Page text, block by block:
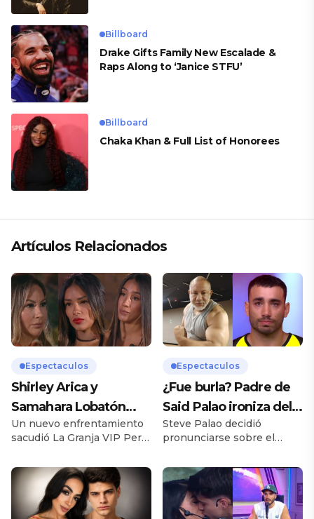
Billboard
Drake Gifts Family New Escalade &
Raps Along to ‘Janice STFU’
Billboard
Chaka Khan & Full List of Honorees
Artículos Relacionados
Espectaculos
Shirley Arica y
Samahara Lobatón
confrontan a Pamela
López tras amenazar a
Pati Lorena en «La
Granja Vip»
Un nuevo enfrentamiento
sacudió La Granja VIP Perú
de nominaciones, donde
Pamela López terminó
convirtiéndose en una de
las participantes más
Espectaculos
¿Fue burla? Padre de
Said Palao ironiza del
ampay de su hijo en
yate
Steve Palao decidió
pronunciarse sobre el
sentimental que atraviesan
su hijo, Said Palao, y
Alejandra Baigorria, luego
de la polémica generada